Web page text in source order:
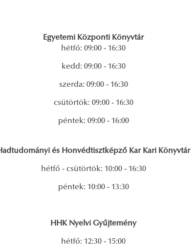
Egyetemi Központi Könyvtár
hétfő: 09:00 - 16:30
kedd: 09:00 - 16:30
szerda: 09:00 - 16:30
csütörtök: 09:00 - 16:30
péntek: 09:00 - 16:00
és Honvédtisztképző Kar Kari Könyvtár
hétfő - csütörtök: 10:00 - 16:30
péntek: 10:00 - 13:30
HHK Nyelvi Gyűjtemény
hétfő: 12:30 - 15:00